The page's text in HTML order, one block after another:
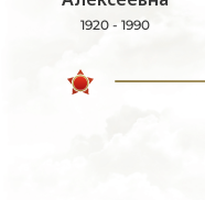
1920 - 1990